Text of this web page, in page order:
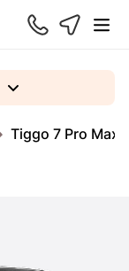
Tiggo 7 Pro Max